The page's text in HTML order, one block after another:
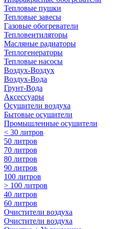
Тепловые пушки
Тепловые завесы
Газовые обогреватели
Тепловентиляторы
Масляные радиаторы
Теплогенераторы
Тепловые насосы
Воздух-Воздух
Воздух-Вода
Грунт-Вода
Аксессуары
Осушители воздуха
Бытовые осушители
Промышленные осушители
< 30 литров
50 литров
70 литров
80 литров
90 литров
100 литров
> 100 литров
40 литров
60 литров
Очистители воздуха
Очистители воздуха